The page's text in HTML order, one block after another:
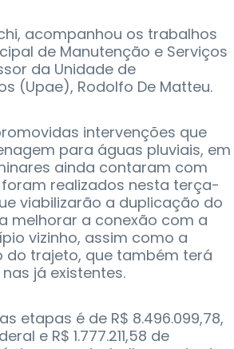
acompanhou os trabalhos
de Manutenção e Serviços
da Unidade de
(Upae), Rodolfo De Matteu.
intervenções que
para águas pluviais, em
ainda contaram com
realizados nesta terça-
viabilizarão a duplicação do
melhorar a conexão com a
vizinho, assim como a
trajeto, que também terá
já existentes.
etapas é de R$ 8.496.099,78,
e R$ 1.777.211,58 de